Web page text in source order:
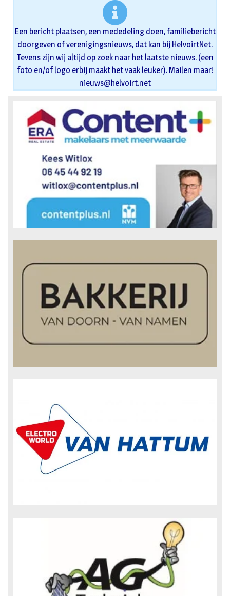
Een bericht plaatsen, een mededeling doen, familiebericht
doorgeven of verenigingsnieuws, dat kan bij HelvoirtNet.
Tevens zijn wij altijd op zoek naar het laatste nieuws. (een
foto en/of logo erbij maakt het vaak leuker). Mailen maar!
nieuws@helvoirt.net